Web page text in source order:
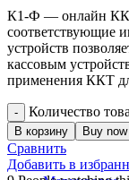
К1-Ф — онлайн ККТ
соответствующие
устройств
кассовым
применения ККТ
Количество
В корзину Buy now
Сравнить
Добавить в